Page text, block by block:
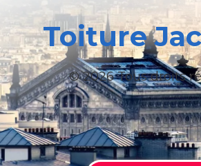
Toiture
© 2026 Tous droits